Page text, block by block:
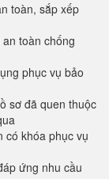
toàn, sắp xếp
toàn chống
phục vụ bảo
sơ đã quen thuộc
có khóa phục vụ
ứng nhu cầu